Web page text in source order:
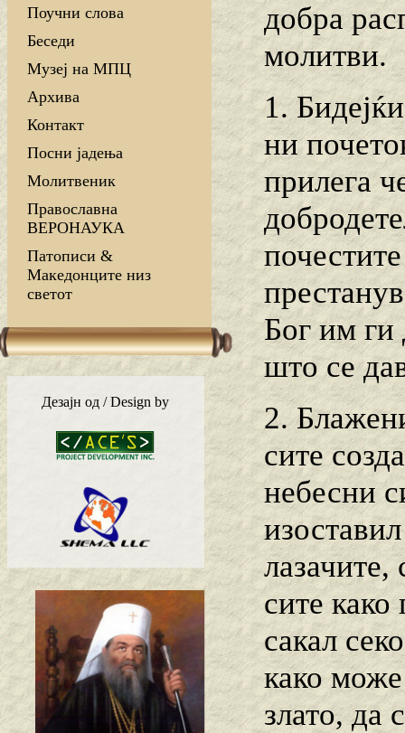
Поучни слова
Беседи
Музеј на МПЦ
Архива
Контакт
Посни јадења
Молитвеник
Православна
ВЕРОНАУКА
Патописи &
Македонците низ
светот
Дезајн од / Design by
добра
молитви.
1.
ни
прилега
Бог им ги
што се
2.
сите
небесни
лазачите,
сите
сакал
како
злато, да